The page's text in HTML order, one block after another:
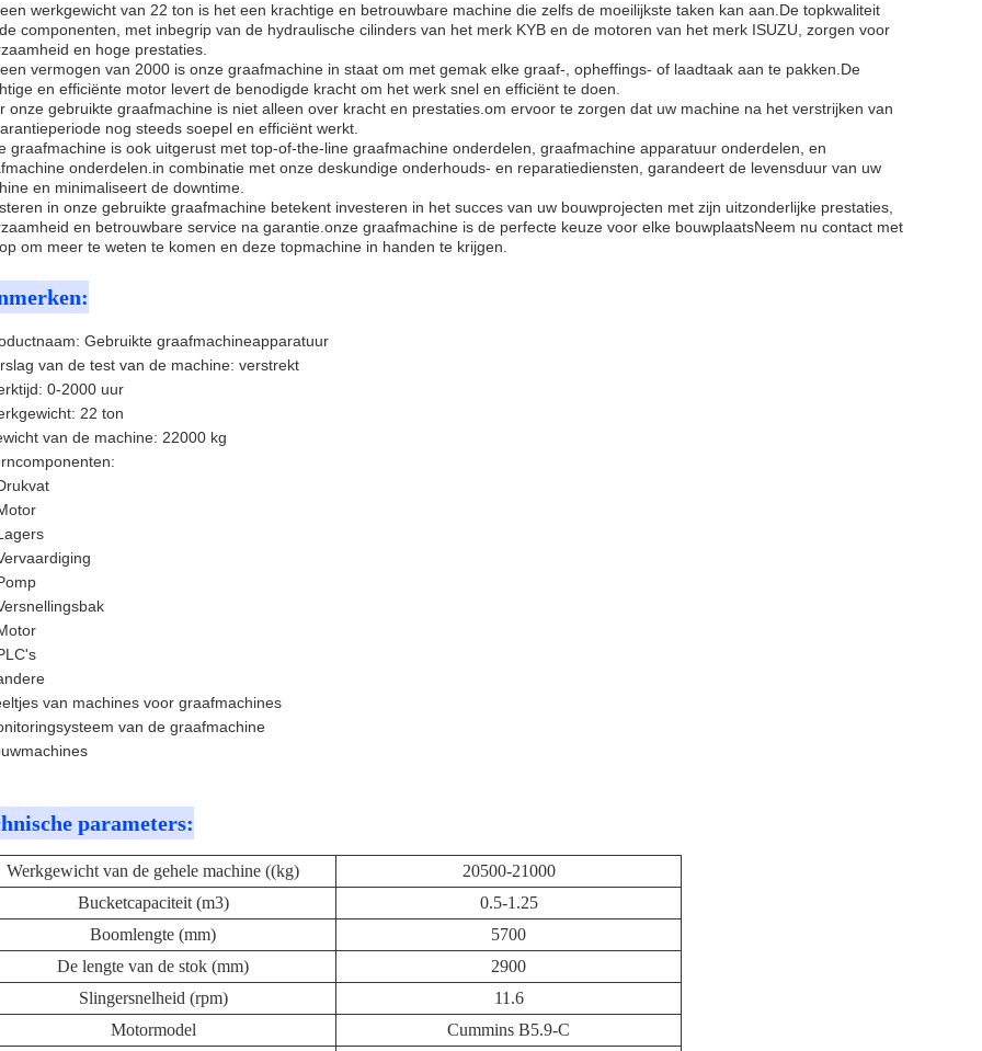
werkgewicht van 22 ton is het een krachtige en betrouwbare machine die zelfs de moeilijkste taken kan aan.De topkwaliteit
componenten, met inbegrip van de hydraulische cilinders van het merk KYB en de motoren van het merk ISUZU, zorgen voor
en hoge prestaties.
vermogen van 2000 is onze graafmachine in staat om met gemak elke graaf-, opheffings- of laadtaak aan te pakken.De
en efficiënte motor levert de benodigde kracht om het werk snel en efficiënt te doen.
onze gebruikte graafmachine is niet alleen over kracht en prestaties.om ervoor te zorgen dat uw machine na het verstrijken van
nog steeds soepel en efficiënt werkt.
graafmachine is ook uitgerust met top-of-the-line graafmachine onderdelen, graafmachine apparatuur onderdelen, en
onderdelen.in combinatie met onze deskundige onderhouds- en reparatiediensten, garandeert de levensduur van uw
en minimaliseert de downtime.
in onze gebruikte graafmachine betekent investeren in het succes van uw bouwprojecten met zijn uitzonderlijke prestaties,
en betrouwbare service na garantie.onze graafmachine is de perfecte keuze voor elke bouwplaatsNeem nu contact met
om meer te weten te komen en deze topmachine in handen te krijgen.
Gebruikte graafmachineapparatuur
van de test van de machine: verstrekt
0-2000 uur
22 ton
van de machine: 22000 kg
van machines voor graafmachines
van de graafmachine
parameters:
Werkgewicht van de gehele machine ((kg)
20500-21000
Bucketcapaciteit (m3)
0.5-1.25
Boomlengte (mm)
5700
De lengte van de stok (mm)
2900
Slingersnelheid (rpm)
11.6
Motormodel
Cummins B5.9-C